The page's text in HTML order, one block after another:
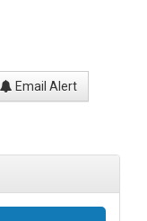
Email Alert